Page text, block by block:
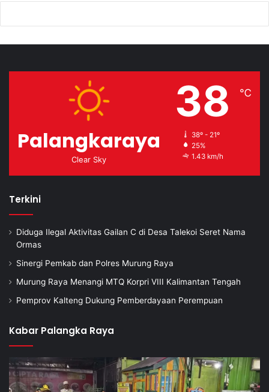
Palangkaraya
Clear Sky
38 ℃
38º - 21º
25%
1.43 km/h
Terkini
Diduga Ilegal Aktivitas Gailan C di Desa Talekoi Seret Nama
Ormas
Sinergi Pemkab dan Polres Murung Raya
Murung Raya Menangi MTQ Korpri VIII Kalimantan Tengah
Pemprov Kalteng Dukung Pemberdayaan Perempuan
Kabar Palangka Raya